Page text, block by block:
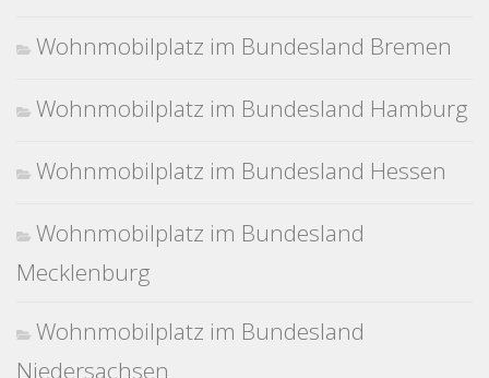
Wohnmobilplatz im Bundesland Bremen
Wohnmobilplatz im Bundesland Hamburg
Wohnmobilplatz im Bundesland Hessen
Wohnmobilplatz im Bundesland
Mecklenburg
Wohnmobilplatz im Bundesland
Niedersachsen